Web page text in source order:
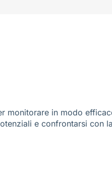
monitorare in modo
e confrontarsi con